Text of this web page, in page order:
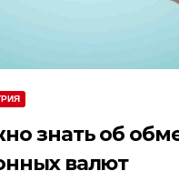
знать об
валют